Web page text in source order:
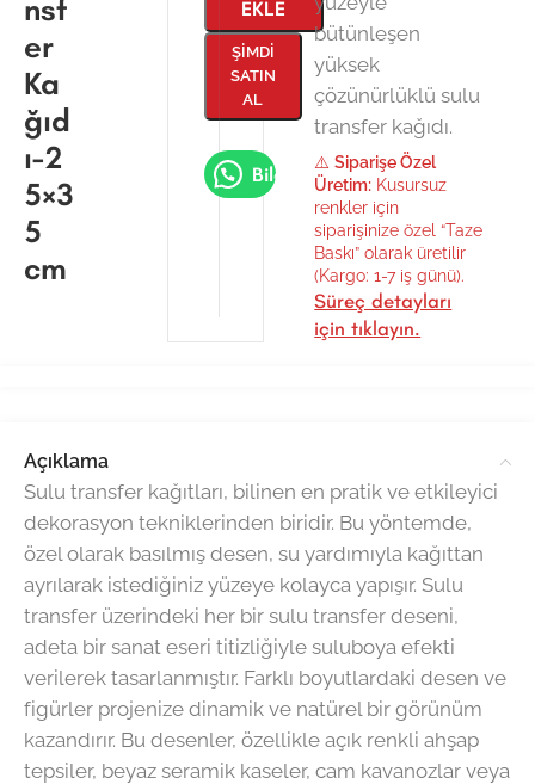
nsf
er
Ka
ğıd
ı-2
5×3
5
cm
EKLE
ŞIMDI
SATIN
AL
Bilgi Al
bütünleşen
yüksek
çözünürlüklü sulu
transfer kağıdı.
⚠️Siparişe Özel
Üretim: Kusursuz
renkler için
siparişinize özel “Taze
Baskı” olarak üretilir
(Kargo: 1-7 iş günü).
Süreç detayları
için tıklayın.
Açıklama
Sulu transfer kağıtları, bilinen en pratik ve etkileyici
dekorasyon tekniklerinden biridir. Bu yöntemde,
özel olarak basılmış desen, su yardımıyla kağıttan
ayrılarak istediğiniz yüzeye kolayca yapışır. Sulu
transfer üzerindeki her bir sulu transfer deseni,
adeta bir sanat eseri titizliğiyle suluboya efekti
verilerek tasarlanmıştır. Farklı boyutlardaki desen ve
figürler projenize dinamik ve natürel bir görünüm
kazandırır. Bu desenler, özellikle açık renkli ahşap
tepsiler, beyaz seramik kaseler, cam kavanozlar veya